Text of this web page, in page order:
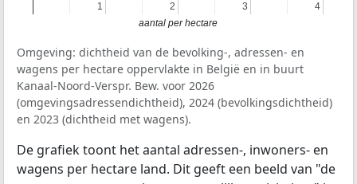
1
1 2
2 3
3 4
4
aantal per hectare
Omgeving: dichtheid van de bevolking-, adressen- en
wagens per hectare oppervlakte in België en in buurt
Kanaal-Noord-Verspr. Bew. voor 2026
(omgevingsadressendichtheid), 2024 (bevolkingsdichtheid)
en 2023 (dichtheid met wagens).
De grafiek toont het aantal adressen-, inwoners- en
wagens per hectare land. Dit geeft een beeld van "de